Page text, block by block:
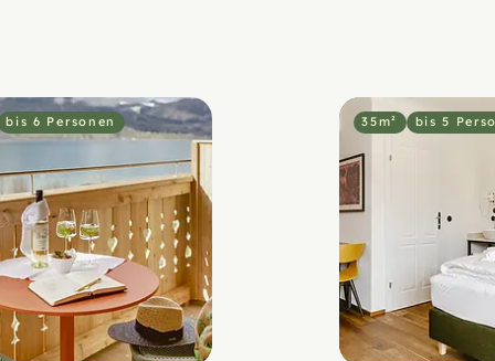
bis 6 Personen 35m² bis 5